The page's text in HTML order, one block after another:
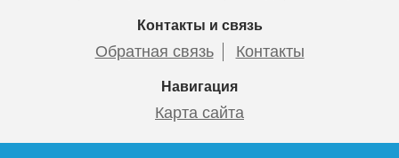
Контакты и связь
Обратная связь Контакты
Навигация
Карта сайта